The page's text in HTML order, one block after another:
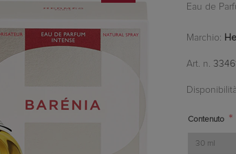
Eau de
Marchio:
Art. n.
Contenuto *